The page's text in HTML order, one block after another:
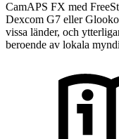
CamAPS FX med
Dexcom G7 eller
vissa länder, och
beroende av lokala